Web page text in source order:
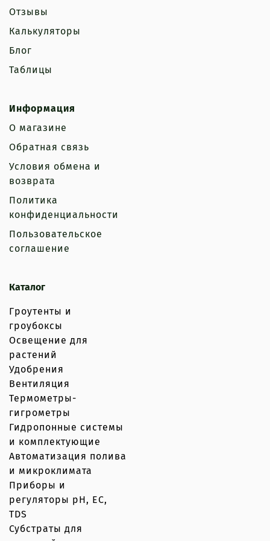
Отзывы
Калькуляторы
Блог
Таблицы
Информация
О магазине
Обратная связь
Условия обмена и
возврата
Политика
конфиденциальности
Пользовательское
соглашение
Каталог
Гроутенты и
гроубоксы
Освещение для
растений
Удобрения
Вентиляция
Термометры-
гигрометры
Гидропонные системы
и комплектующие
Автоматизация полива
и микроклимата
Приборы и
регуляторы рН, EC,
TDS
Субстраты для